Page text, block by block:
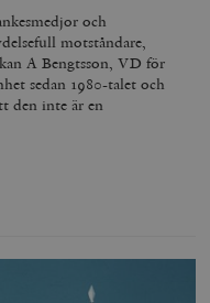
och
motståndare,
A Bengtsson, VD för
sedan 1980-talet och
den inte är en